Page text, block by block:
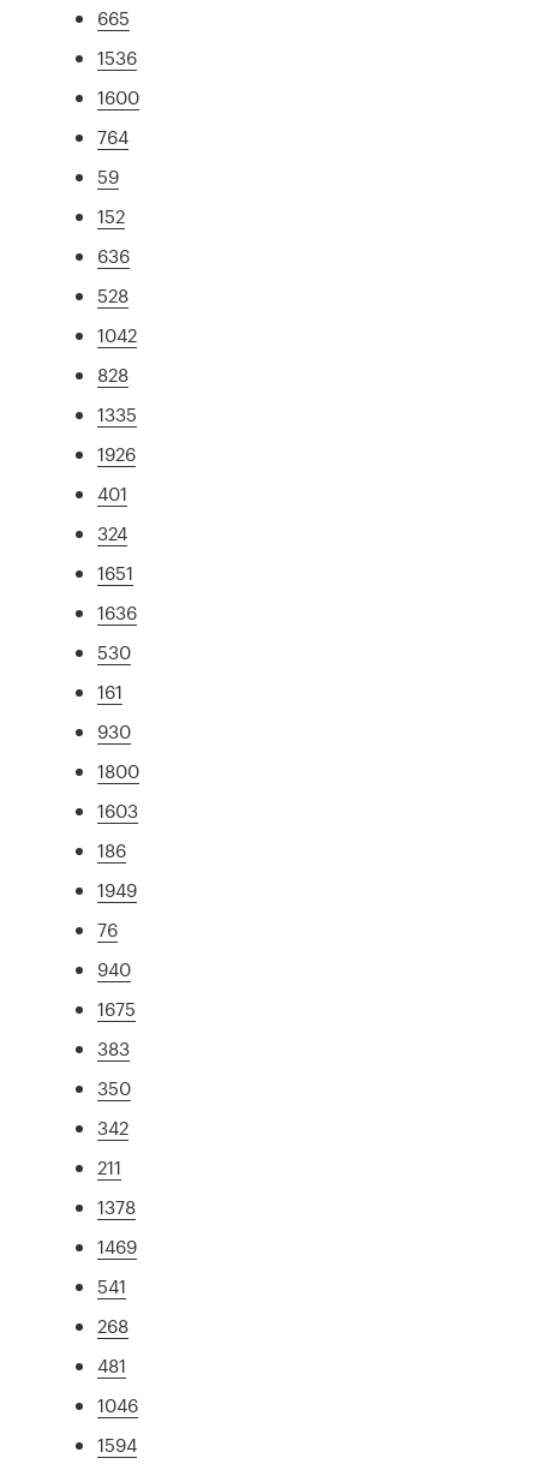
665
1536
1600
764
59
152
636
528
1042
828
1335
1926
401
324
1651
1636
530
161
930
1800
1603
186
1949
76
940
1675
383
350
342
211
1378
1469
541
268
481
1046
1594